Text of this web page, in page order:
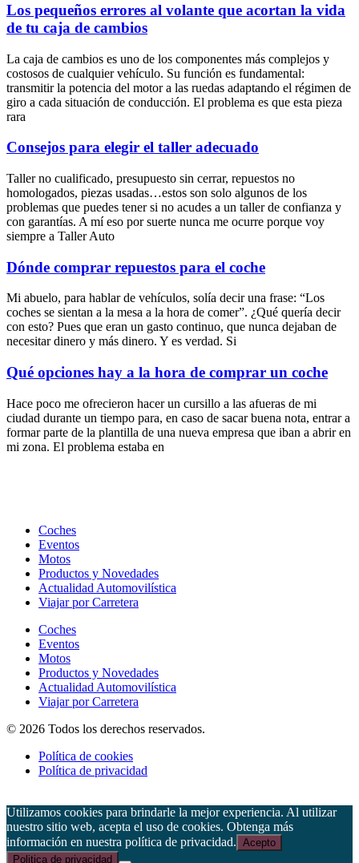
Los pequeños errores al volante que acortan la vida
de tu caja de cambios
La caja de cambios es uno de los componentes más complejos y
costosos de cualquier vehículo. Su función es fundamental:
transmitir la potencia del motor a las ruedas adaptando el régimen de
giro a cada situación de conducción. El problema es que esta pieza
rara
Consejos para elegir el taller adecuado
Taller no cualificado, presupuesto sin cerrar, repuestos no
homologados, piezas usadas…estos son solo algunos de los
problemas que puedes tener si no acudes a un taller de confianza y
con garantías. A mí eso por suerte nunca me ocurre porque voy
siempre a Taller Auto
Dónde comprar repuestos para el coche
Mi abuelo, para hablar de vehículos, solía decir una frase: “Los
coches se sientan a la mesa a la hora de comer”. ¿Qué quería decir
con esto? Pues que eran un gasto continuo, que nunca dejaban de
necesitar dinero y más dinero. Y es verdad. Si
Qué opciones hay a la hora de comprar un coche
Hace poco me ofrecieron hacer un cursillo a las afueras de mi
ciudad durante un tiempo para, en caso de sacar buena nota, entrar a
formar parte de la plantilla de una nueva empresa que iban a abrir en
mi zona. El problema estaba en
Coches
Eventos
Motos
Productos y Novedades
Actualidad Automovilística
Viajar por Carretera
Coches
Eventos
Motos
Productos y Novedades
Actualidad Automovilística
Viajar por Carretera
© 2026 Todos los derechos reservados.
Política de cookies
Política de privacidad
Utilizamos cookies para brindarle la mejor experiencia. Al utilizar
nuestro sitio web, acepta el uso de cookies. Obtenga más
información en nuestra política de privacidad. Acepto
Politica de privacidad